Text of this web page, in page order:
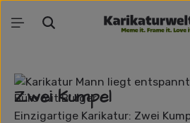
Zum Hauptinhalt springen
Bildergalerie überspringen
Zwei Kumpel
Einzigartige Karikatur: Zwei